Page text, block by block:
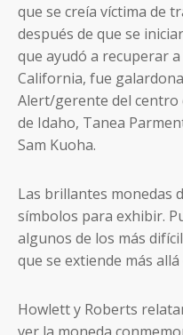
que se creía víctima de
después de que se
que ayudó a recuperar
California, fue
Alert/gerente del centro
de Idaho, Tanea
Sam Kuoha.
Las brillantes monedas
símbolos para exhibir.
algunos de los más
que se extiende más
Howlett y Roberts